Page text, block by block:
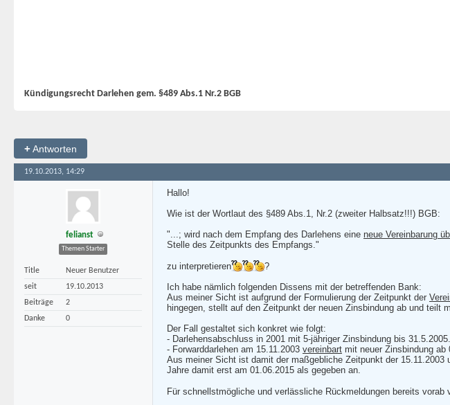
Kündigungsrecht Darlehen gem. §489 Abs.1 Nr.2 BGB
+Antworten
19.10.2013, 14:29
felianst
Themen Starter
Title
Neuer Benutzer
seit
19.10.2013
Beiträge
2
Danke
0
Hallo!
Wie ist der Wortlaut des §489 Abs.1, Nr.2 (zweiter Halbsatz!!!) BGB:
"...; wird nach dem Empfang des Darlehens eine neue Vereinbarung
Stelle des Zeitpunkts des Empfangs."
zu interpretieren
?
Ich habe nämlich folgenden Dissens mit der betreffenden Bank:
Aus meiner Sicht ist aufgrund der Formulierung der Zeitpunkt der
hingegen, stellt auf den Zeitpunkt der neuen Zinsbindung ab und
Der Fall gestaltet sich konkret wie folgt:
- Darlehensabschluss in 2001 mit 5-jähriger Zinsbindung bis 31.5.2005.
- Forwarddarlehen am 15.11.2003 vereinbart mit neuer Zinsbindung ab
Aus meiner Sicht ist damit der maßgebliche Zeitpunkt der
Jahre damit erst am 01.06.2015 als gegeben an.
Für schnellstmögliche und verlässliche Rückmeldungen bereits vorab